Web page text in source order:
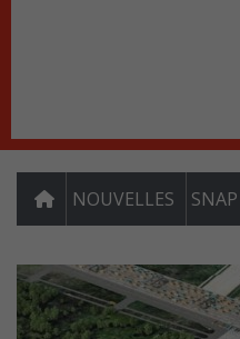
NOUVELLES SNAP